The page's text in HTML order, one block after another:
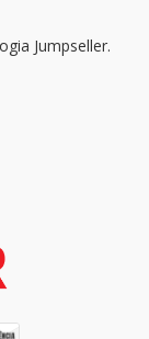
Jumpseller.